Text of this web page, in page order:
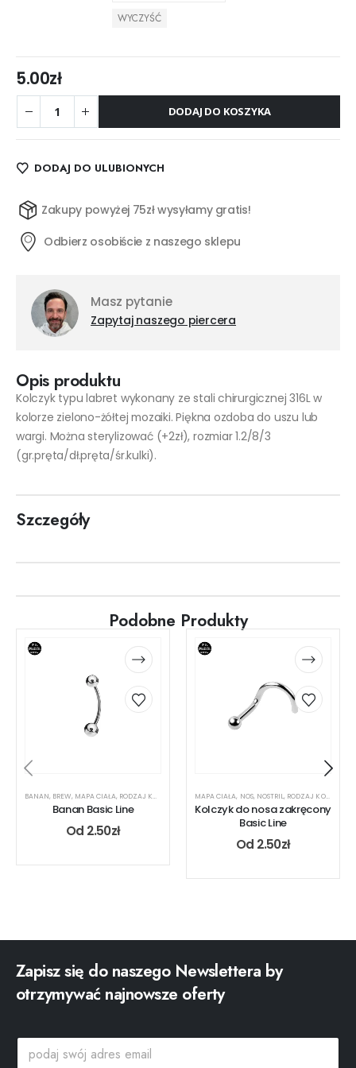
WYCZYŚĆ
5.00zł
DODAJ DO KOSZYKA
DODAJ DO ULUBIONYCH
Zakupy powyżej 75zł wysyłamy gratis!
Odbierz osobiście z naszego sklepu
Masz pytanie
Zapytaj naszego piercera
Opis produktu
Kolczyk typu labret wykonany ze stali chirurgicznej 316L w
kolorze zielono-żółtej mozaiki. Piękna ozdoba do uszu lub
wargi. Można sterylizować (+2zł), rozmiar 1.2/8/3
(gr.pręta/dł.pręta/śr.kulki).
Szczegóły
Podobne Produkty
BANAN, BREW, MAPA CIAŁA, RODZAJ KOLCZYKA UCHO,USTA
Banan Basic Line
Od 2.50zł
MAPA CIAŁA, NOS, NOSTRIL, RODZAJ KOLCZYKA
Kolczyk do nosa zakręcony
Basic Line
Od 2.50zł
Zapisz się do naszego Newslettera by
otrzymywać najnowsze oferty
p